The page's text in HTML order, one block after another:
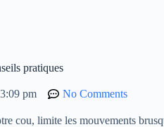
pratiques
3:09 pm No Comments
cou, limite les mouvements